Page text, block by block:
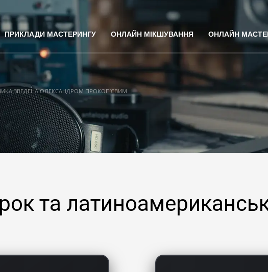
ПРИКЛАДИ МАСТЕРИНГУ ОНЛАЙН МІКШУВАННЯ ОНЛАЙН
ЗВЕДЕНА ОЛЕКСАНДРОМ ПРОКОП’ЄВИМ
та